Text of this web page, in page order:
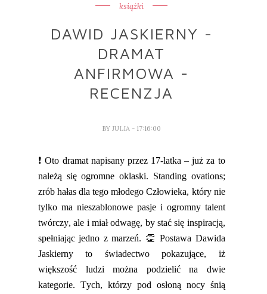
książki
DAWID JASKIERNY -
DRAMAT
ANFIRMOWA -
RECENZJA
BYJULIA - 17:16:00
❗ Oto dramat napisany przez 17-latka – już za to
należą się ogromne oklaski. Standing ovations;
zrób hałas dla tego młodego Człowieka, który nie
tylko ma nieszablonowe pasje i ogromny talent
twórczy, ale i miał odwagę, by stać się inspiracją,
spełniając jedno z marzeń. 👏 Postawa Dawida
Jaskierny
to świadectwo pokazujące, iż
większość ludzi można podzielić na dwie
kategorie. Tych, którzy pod osłoną nocy śnią